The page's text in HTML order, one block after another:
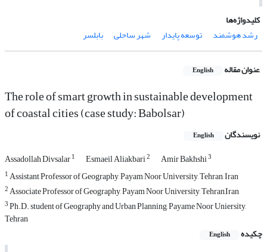
کلیدواژه‌ها
رشد هوشمند
توسعه پایدار شهر ساحلی بابلسر
عنوان مقاله English
The role of smart growth in sustainable development
of coastal cities (case study: Babolsar)
نویسندگان English
Assadollah Divsalar1 Esmaeil Aliakbari2 Amir Bakhshi3
1Assistant Professor of Geography, Payam Noor University, Tehran, Iran
2Associate Professor of Geography, Payam Noor University, Tehran,Iran
3Ph.D. student of Geography and Urban Planning, Payame Noor Uniersity,
Tehran
چکیده
English